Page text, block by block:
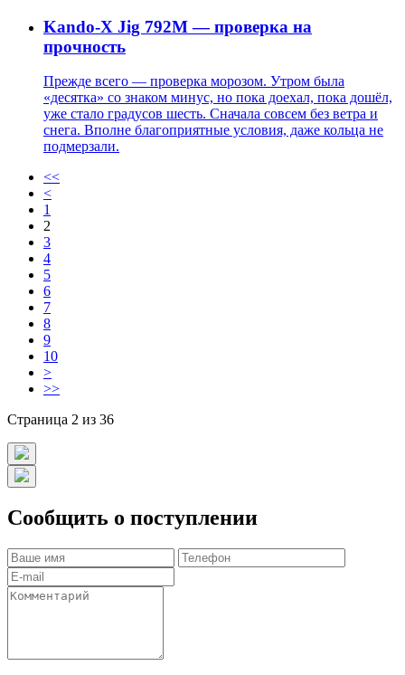
Kando-X Jig 792M — проверка на
прочность
Прежде всего — проверка морозом. Утром была
«десятка» со знаком минус, но пока доехал, пока дошёл,
уже стало градусов шесть. Сначала совсем без ветра и
снега. Вполне благоприятные условия, даже кольца не
подмерзали.
<<
<
1
2
3
4
5
6
7
8
9
10
>
>>
Страница 2 из 36
Сообщить о поступлении